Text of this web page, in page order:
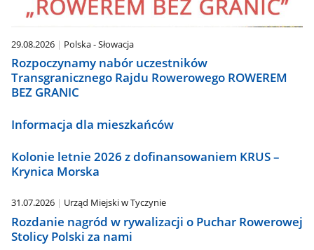
29.08.2026 Polska - Słowacja
Rozpoczynamy nabór uczestników
Transgranicznego Rajdu Rowerowego ROWEREM
BEZ GRANIC
Informacja dla mieszkańców
Kolonie letnie 2026 z dofinansowaniem KRUS –
Krynica Morska
31.07.2026 Urząd Miejski w Tyczynie
Rozdanie nagród w rywalizacji o Puchar Rowerowej
Stolicy Polski za nami